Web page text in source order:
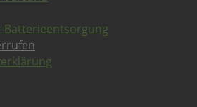
Batterieentsorgung